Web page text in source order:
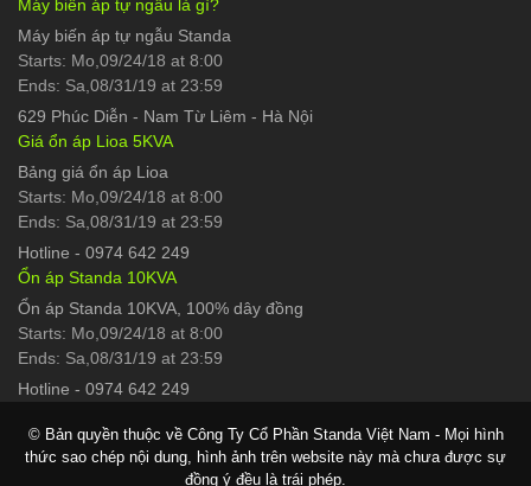
Máy biến áp tự ngẫu là gì?
Máy biến áp tự ngẫu Standa
Starts: Mo,09/24/18 at 8:00
Ends: Sa,08/31/19 at 23:59
629 Phúc Diễn - Nam Từ Liêm - Hà Nội
Giá ổn áp Lioa 5KVA
Bảng giá ổn áp Lioa
Starts: Mo,09/24/18 at 8:00
Ends: Sa,08/31/19 at 23:59
Hotline - 0974 642 249
Ổn áp Standa 10KVA
Ổn áp Standa 10KVA, 100% dây đồng
Starts: Mo,09/24/18 at 8:00
Ends: Sa,08/31/19 at 23:59
Hotline - 0974 642 249
© Bản quyền thuộc về Công Ty Cổ Phần Standa Việt Nam - Mọi hình
thức sao chép nội dung, hình ảnh trên website này mà chưa được sự
đồng ý đều là trái phép.